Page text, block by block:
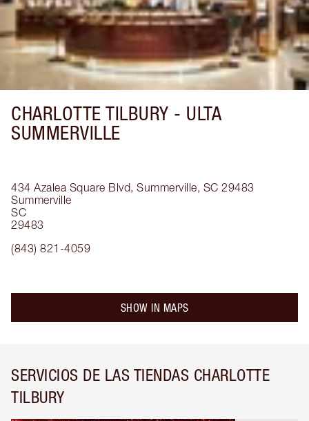
CHARLOTTE TILBURY - ULTA
SUMMERVILLE
434 Azalea Square Blvd, Summerville, SC 29483
Summerville
SC
29483
(843) 821-4059
SHOW IN MAPS
SERVICIOS DE LAS TIENDAS CHARLOTTE
TILBURY